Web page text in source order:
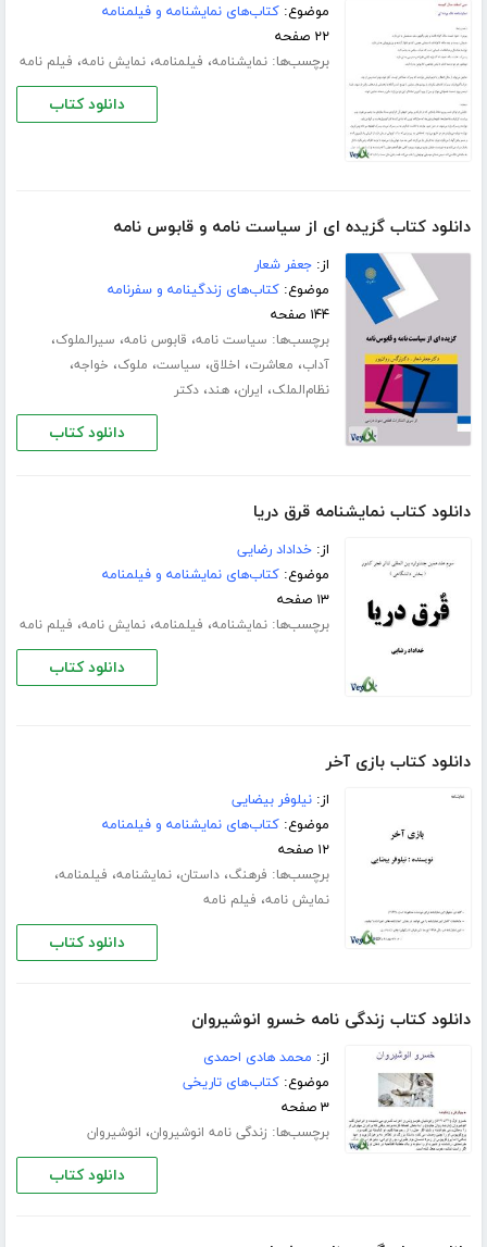
موضوع:کتاب‌های نمایشنامه و فیلمنامه
۲۲ صفحه
برچسب‌ها:نمایشنامه، فیلمنامه،نمایش نامه، فیلم نامه
دانلود کتاب
دانلود کتاب گزیده ای از سیاست نامه و قابوس نامه
از:جعفر شعار
موضوع:کتاب‌های زندگینامه و سفرنامه
۱۴۴ صفحه
برچسب‌ها: سیاست نامه، قابوس نامه، سیرالملوک،
آداب، معاشرت، اخلاق، سیاست، ملوک، خواجه،
نظام‌الملک، ایران،هند،دکتر
دانلود کتاب
دانلود کتاب نمایشنامه قرق دریا
از:خداداد رضایی
موضوع:کتاب‌های نمایشنامه و فیلمنامه
۱۳ صفحه
برچسب‌ها:نمایشنامه، فیلمنامه،نمایش نامه، فیلم نامه
دانلود کتاب
دانلود کتاب بازی آخر
از:نیلوفر بیضایی
موضوع:کتاب‌های نمایشنامه و فیلمنامه
۱۲ صفحه
برچسب‌ها: فرهنگ،داستان،نمایشنامه، فیلمنامه،
نمایش نامه، فیلم نامه
دانلود کتاب
دانلود کتاب زندگی نامه خسرو انوشیروان
از: محمد هادی احمدی
موضوع:کتاب‌های تاریخی
۳ صفحه
برچسب‌ها: زندگی نامه انوشیروان، انوشیروان
دانلود کتاب